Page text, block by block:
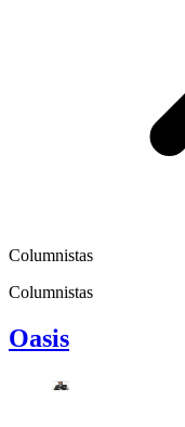
Columnistas
Columnistas
Oasis